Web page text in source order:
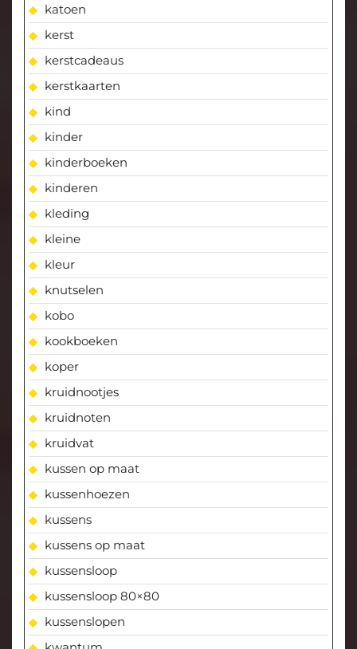
katoen
kerst
kerstcadeaus
kerstkaarten
kind
kinder
kinderboeken
kinderen
kleding
kleine
kleur
knutselen
kobo
kookboeken
koper
kruidnootjes
kruidnoten
kruidvat
kussen op maat
kussenhoezen
kussens
kussens op maat
kussensloop
kussensloop 80×80
kussenslopen